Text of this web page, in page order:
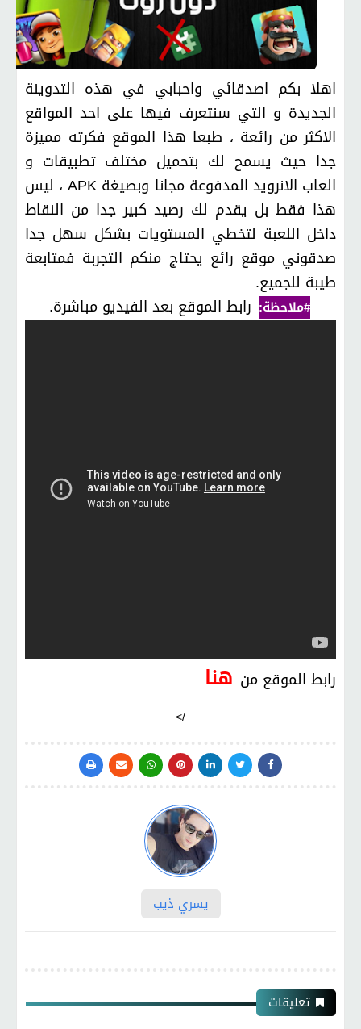
اهلا بكم اصدقائي واحبابي في هذه التدوينة
الجديدة و التي سنتعرف فيها على احد المواقع
الاكثر من رائعة ، طبعا هذا الموقع فكرته مميزة
جدا حيث يسمح لك بتحميل مختلف تطبيقات و
العاب الانرويد المدفوعة مجانا وبصيغة APK ، ليس
هذا فقط بل يقدم لك رصيد كبير جدا من النقاط
داخل اللعبة لتخطي المستويات بشكل سهل جدا
صدقوني موقع رائع يحتاج منكم التجربة فمتابعة
طيبة للجميع.
#ملاحظة: رابط الموقع بعد الفيديو مباشرة.
رابط الموقع من هنا
/>
يسري ذيب
تعليقات